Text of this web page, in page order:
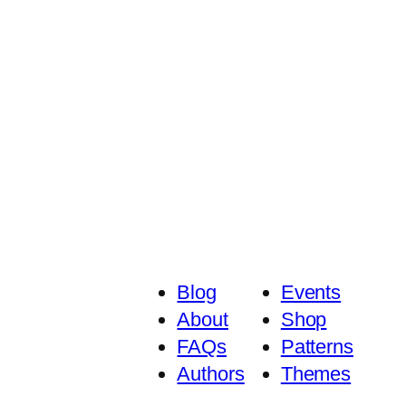
Blog
About
FAQs
Authors
Events
Shop
Patterns
Themes